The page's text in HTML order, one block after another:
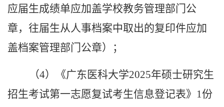
应届生成绩单应加盖学校教务管理部门公
章，往届生从人事档案中取出的复印件应加
盖档案管理部门公章）；
（4）《广东医科大学2025年硕士研究生
招生考试第一志愿复试考生信息登记表》 1份